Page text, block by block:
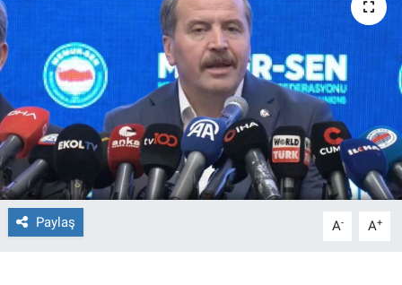
Paylaş A- A+
Forum
Gerçeğin İzinde
Gün Başlıyor
Gün Bitiyor
Gün Ortası